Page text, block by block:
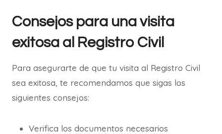
Consejos para una visita
exitosa al Registro Civil
Para asegurarte de que tu visita al Registro Civil
sea exitosa, te recomendamos que sigas los
siguientes consejos:
Verifica los documentos necesarios